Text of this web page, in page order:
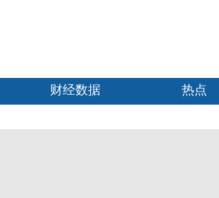
财经数据 热点